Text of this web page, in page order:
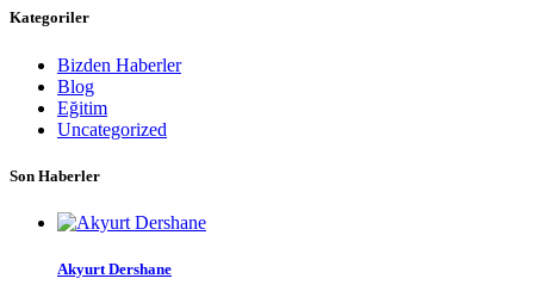
Kategoriler
Bizden Haberler
Blog
Eğitim
Uncategorized
Son Haberler
Akyurt Dershane